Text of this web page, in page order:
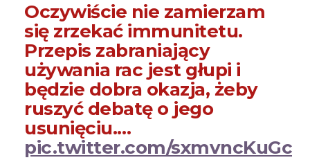
Oczywiście nie zamierzam
się zrzekać immunitetu.
Przepis zabraniający
używania rac jest głupi i
będzie dobra okazja, żeby
ruszyć debatę o jego
usunięciu.…
pic.twitter.com/sxmvncKuGc